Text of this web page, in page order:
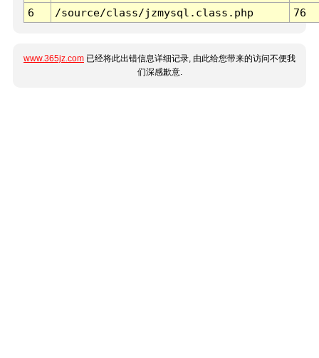
6
/source/class/jzmysql.class.php 76
www.365jz.com 已经将此出错信息详细记录, 由此给您带来的访问不便我
们深感歉意.